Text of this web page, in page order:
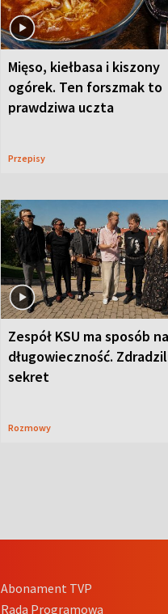
Mięso, kiełbasa i kiszony
ogórek. Ten forszmak to
prawdziwa uczta
Przepisy
Zespół KSU ma sposób na
długowieczność.
sekret
Rozmowy
Abonament TVP
Rada Programowa